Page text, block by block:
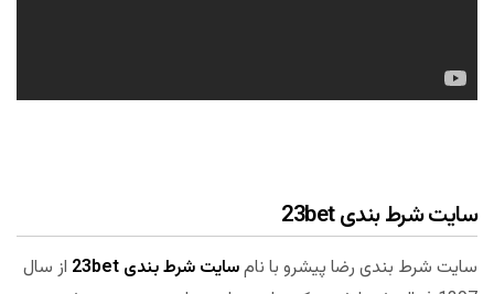
سایت شرط بندی 23bet
سایت شرط بندی رضا پیشرو با نامسایت شرط بندی 23bet
از سال